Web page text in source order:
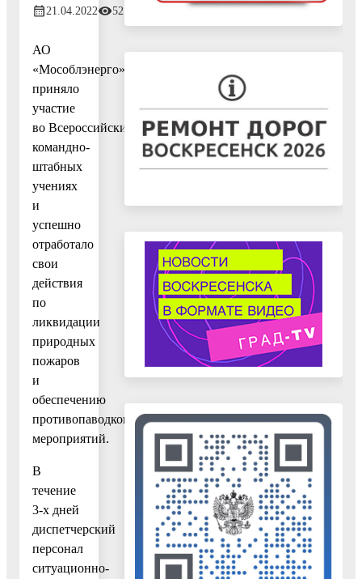
21.04.2022 521
АО
«Мособлэнерго»
приняло
участие
во Всероссийских
командно-
штабных
учениях
и
успешно
отработало
свои
действия
по
ликвидации
природных
пожаров
и
обеспечению
противопаводковых
мероприятий.
В
течение
3-х дней
диспетчерский
персонал
ситуационно-